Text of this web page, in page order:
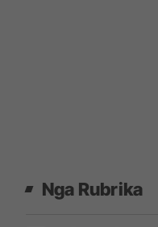
Nga Rubrika